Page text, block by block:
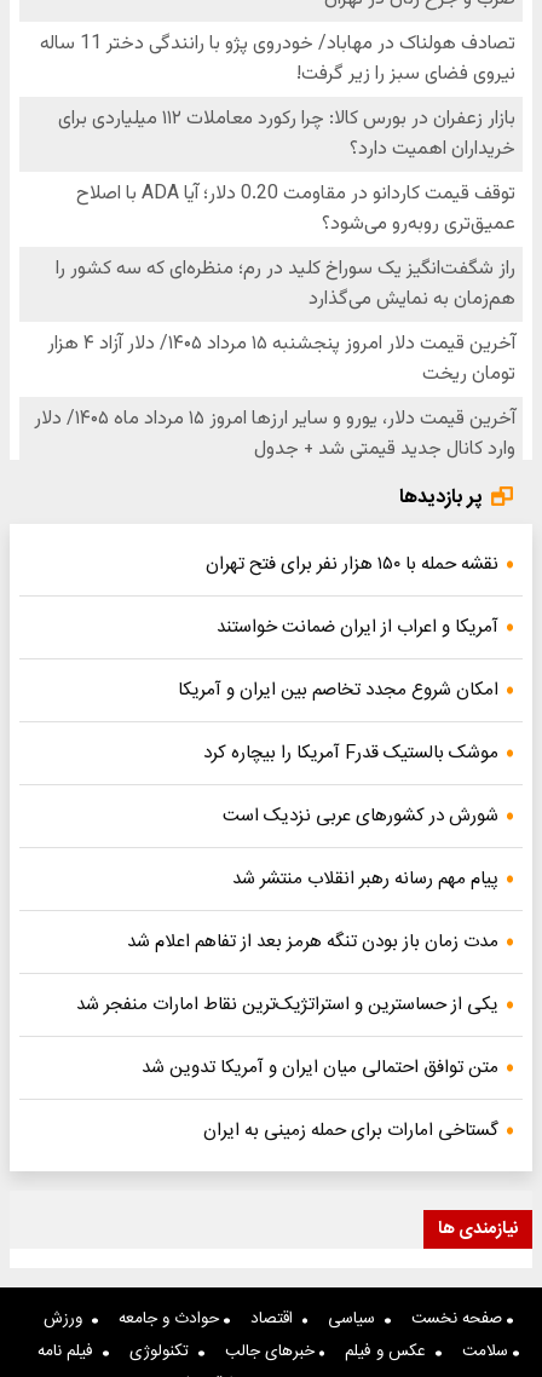
پر بازدیدها
نقشه حمله با ۱۵۰ هزار نفر برای فتح تهران
آمریکا و اعراب از ایران ضمانت خواستند
امکان شروع مجدد تخاصم‌ بین ایران و آمریکا
موشک بالستیک قدرF آمریکا را بیچاره کرد
شورش در کشورهای عربی نزدیک است
پیام مهم رسانه رهبر انقلاب منتشر شد
مدت زمان باز بودن تنگه هرمز بعد از تفاهم اعلام شد
یکی از حساسترین و استراتژیک‌ترین نقاط امارات منفجر شد
متن توافق احتمالی میان ایران و آمریکا تدوین شد
گستاخی امارات برای حمله زمینی به ایران
نیازمندی ها
صفحه نخست سیاسی اقتصاد حوادث و جامعه
ورزش
سلامت
عکس و فیلم خبرهای جالب تکنولوژی
فیلم نامه